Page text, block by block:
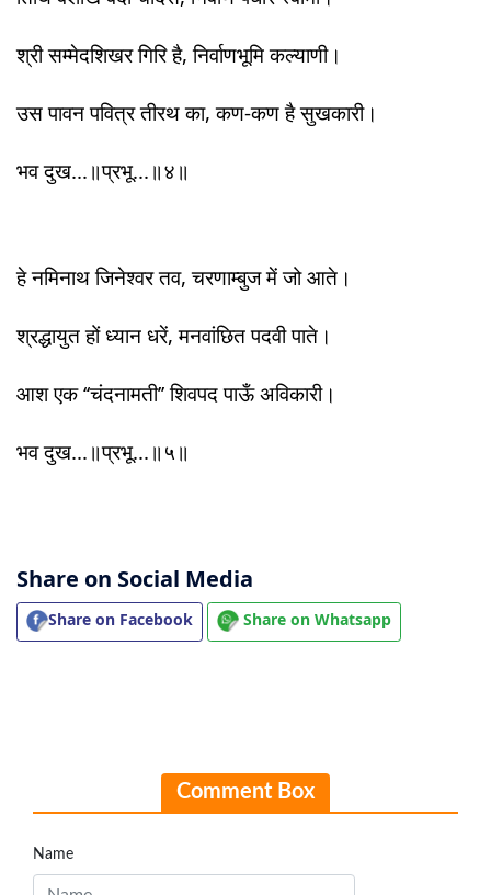
श्री सम्मेदशिखर गिरि है, निर्वाणभूमि कल्याणी।
उस पावन पवित्र तीरथ का, कण-कण है सुखकारी।
भव दुख...॥प्रभू...॥४॥
हे नमिनाथ जिनेश्वर तव, चरणाम्बुज में जो आते।
श्रद्धायुत हों ध्यान धरें, मनवांछित पदवी पाते।
आश एक ‘‘चंदनामती’’ शिवपद पाऊँ अविकारी।
भव दुख...॥प्रभू...॥५॥
Share on Social Media
Share on Facebook Share on Whatsapp
Comment Box
Name